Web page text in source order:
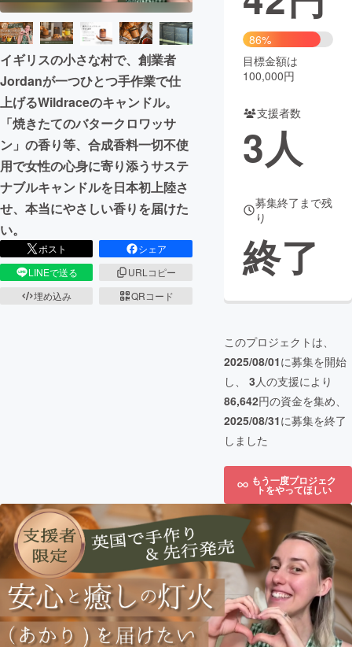
まちづくり・地域活性化
CAMPFIRE for Social Good
CAMPFIRE Creation
CAMPFIREふるさと納税
コミュニティ
イギリスの小さな村で、創業者
Jordanが一つひとつ手作業で仕
上げるWildraceのキャンドル。
「焼きたてのバタークロワッサ
ン」の香り等、合成香料一切不使
用で女性の心身に寄り添うサステ
ナブルキャンドルを日本初上陸さ
せ、本当にやさしい香りを届けた
い。
ポスト
シェア
LINEで送る
URLコピー
埋め込み
QRコード
86%
目標金額は
100,000円
支援者数
3人
募集終了まで残
り
終了
このプロジェクトは、
2025/08/01に募集を開始
し、 3人の支援により
86,642円の資金を集め、
2025/08/31に募集を終了
しました
もう一度プロジェク
トをやってほしい